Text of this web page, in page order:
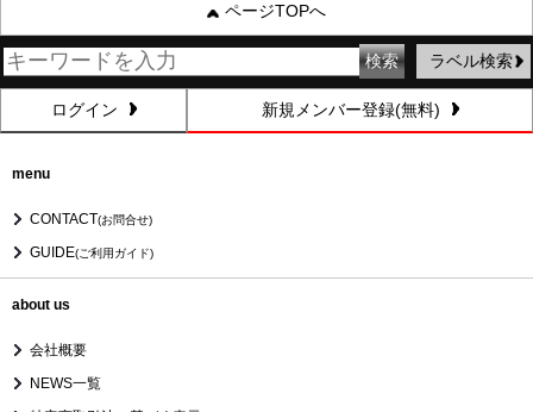
ページTOPへ
ラベル検索
ログイン 新規メンバー登録(無料)
menu
CONTACT(お問合せ)
GUIDE(ご利用ガイド)
about us
会社概要
NEWS一覧